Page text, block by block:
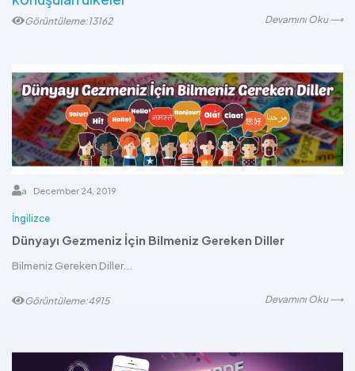
Görüntüleme:13162 Devamını Oku ⟶
a December 24, 2019
İngilizce
Dünyayı Gezmeniz İçin Bilmeniz Gereken Diller
Bilmeniz Gereken Diller...
Görüntüleme:4915 Devamını Oku ⟶